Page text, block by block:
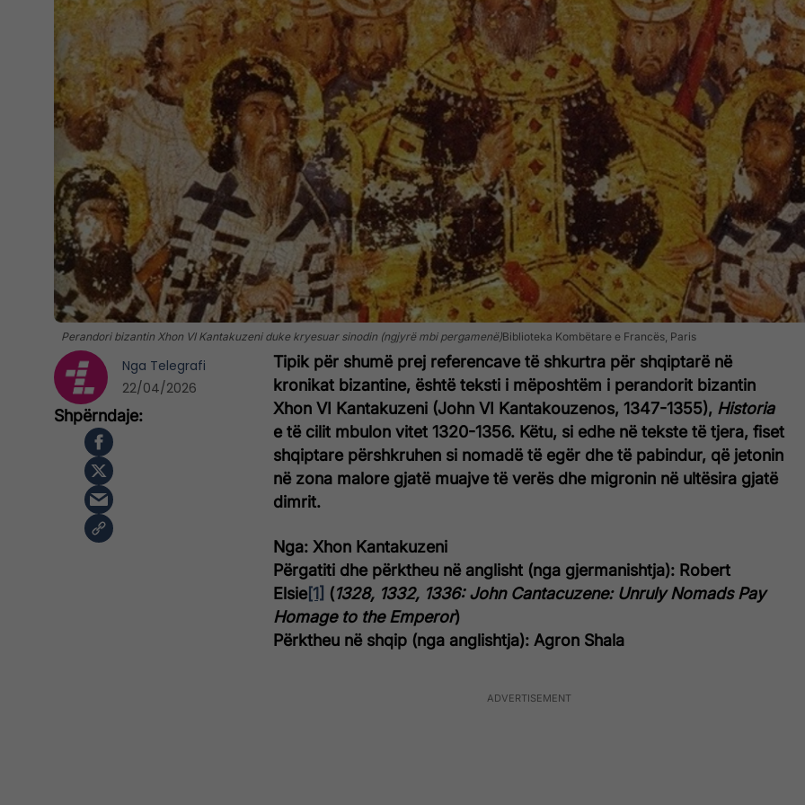
Perandori bizantin Xhon VI Kantakuzeni duke kryesuar sinodin (ngjyrë mbi pergamenë)Biblioteka Kombëtare e Francës, Paris
Tipik për shumë prej referencave të shkurtra për shqiptarë në
kronikat bizantine, është teksti i mëposhtëm i perandorit bizantin
Xhon VI Kantakuzeni (John VI Kantakouzenos, 1347-1355), Historia
e të cilit mbulon vitet 1320-1356. Këtu, si edhe në tekste të tjera, fiset
shqiptare përshkruhen si nomadë të egër dhe të pabindur, që jetonin
në zona malore gjatë muajve të verës dhe migronin në ultësira gjatë
dimrit.
Nga: Xhon Kantakuzeni
Përgatiti dhe përktheu në anglisht (nga gjermanishtja): Robert
Elsie[1] (1328, 1332, 1336: John Cantacuzene: Unruly Nomads Pay
Homage to the Emperor)
Përktheu në shqip (nga anglishtja): Agron Shala
Nga Telegrafi
22/04/2026